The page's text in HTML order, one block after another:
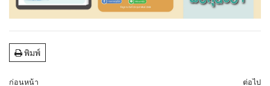
พิมพ์
ก่อนหน้า ต่อไป